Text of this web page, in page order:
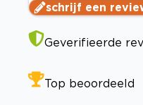
schrijf een
Geverifieerde
Top beoordeeld